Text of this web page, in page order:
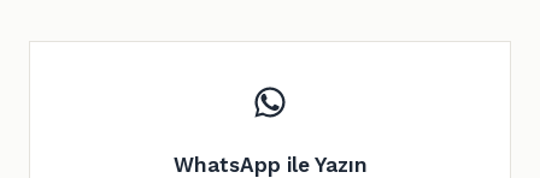
WhatsApp ile Yazın